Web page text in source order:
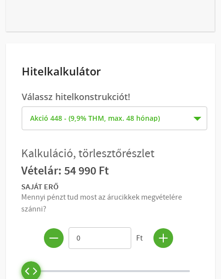
Hitelkalkulátor
Válassz hitelkonstrukciót!